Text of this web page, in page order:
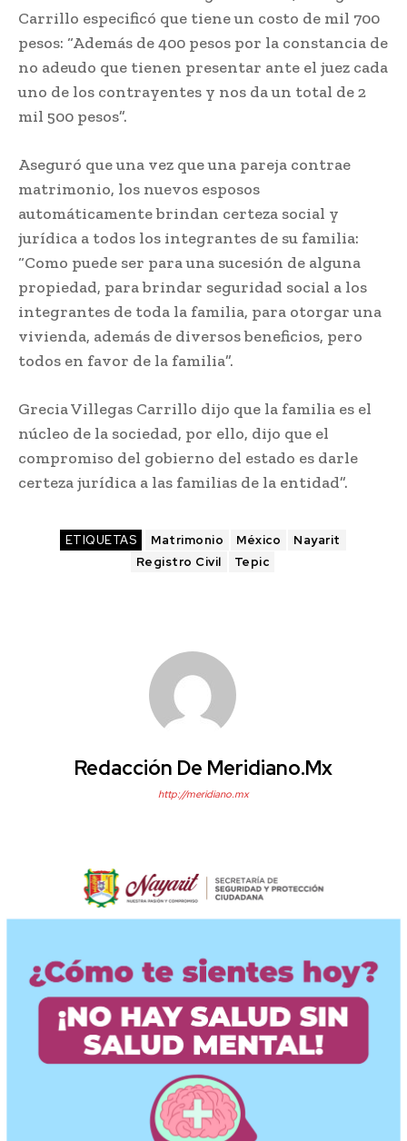
Carrillo especificó que tiene un costo de mil 700
pesos: “Además de 400 pesos por la constancia de
no adeudo que tienen presentar ante el juez cada
uno de los contrayentes y nos da un total de 2
mil 500 pesos”.
Aseguró que una vez que una pareja contrae
matrimonio, los nuevos esposos
automáticamente brindan certeza social y
jurídica a todos los integrantes de su familia:
“Como puede ser para una sucesión de alguna
propiedad, para brindar seguridad social a los
integrantes de toda la familia, para otorgar una
vivienda, además de diversos beneficios, pero
todos en favor de la familia”.
Grecia Villegas Carrillo dijo que la familia es el
núcleo de la sociedad, por ello, dijo que el
compromiso del gobierno del estado es darle
certeza jurídica a las familias de la entidad”.
ETIQUETAS Matrimonio México
Nayarit
Registro Civil
Tepic
Redacción De Meridiano.mx
http://meridiano.mx